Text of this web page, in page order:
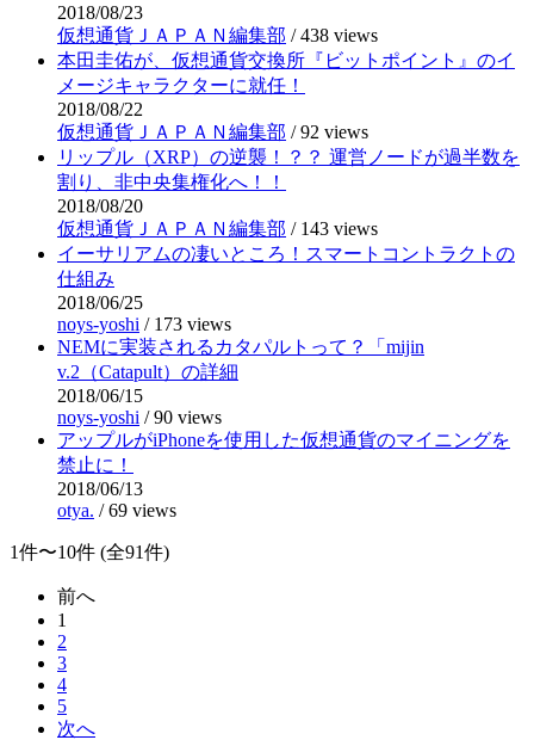
2018/08/23
仮想通貨ＪＡＰＡＮ編集部 /438 views
本田圭佑が、仮想通貨交換所『ビットポイント』のイ
メージキャラクターに就任！
2018/08/22
仮想通貨ＪＡＰＡＮ編集部 /92 views
リップル（XRP）の逆襲！？？ 運営ノードが過半数を
割り、非中央集権化へ！！
2018/08/20
仮想通貨ＪＡＰＡＮ編集部 / 143 views
イーサリアムの凄いところ！スマートコントラクトの
仕組み
2018/06/25
noys-yoshi / 173 views
NEMに実装されるカタパルトって？「mijin
v.2（Catapult）の詳細
2018/06/15
noys-yoshi /90 views
アップルがiPhoneを使用した仮想通貨のマイニングを
禁止に！
2018/06/13
otya. /69 views
1件〜10件 (全91件)
前へ
1
2
3
4
5
次へ